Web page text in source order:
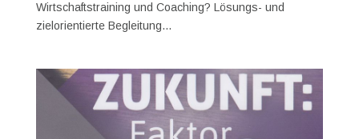
Wirtschaftstraining und Coaching? Lösungs- und
zielorientierte Begleitung...